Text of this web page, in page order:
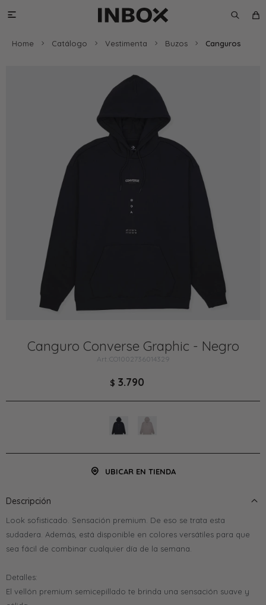

Home Catálogo Vestimenta Buzos Canguros
Canguro Converse Graphic - Negro
CO1002736014329
$ 3.790
UBICAR EN TIENDA
Descripción
Look sofisticado. Sensación premium. De eso se trata esta
sudadera. Además, está disponible en colores versátiles para que
sea fácil de combinar cualquier día de la semana.
Detalles:
El vellón premium semicepillado te brinda una sensación suave y